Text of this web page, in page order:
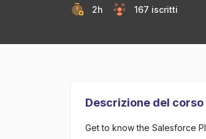
2h 167 iscritti
Descrizione del corso
Get to know the Salesforce